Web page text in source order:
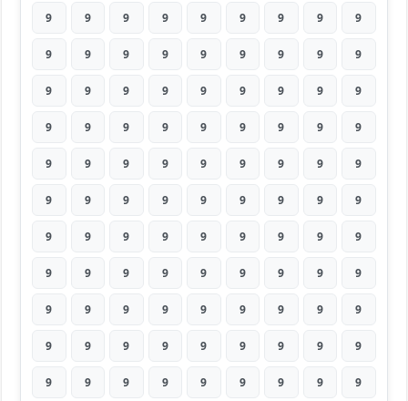
9 9 9 9 9 9 9 9 9
9 9 9 9 9 9 9 9 9
9 9 9 9 9 9 9 9 9
9 9 9 9 9 9 9 9 9
9 9 9 9 9 9 9 9 9
9 9 9 9 9 9 9 9 9
9 9 9 9 9 9 9 9 9
9 9 9 9 9 9 9 9 9
9 9 9 9 9 9 9 9 9
9 9 9 9 9 9 9 9 9
9 9 9 9 9 9 9 9 9